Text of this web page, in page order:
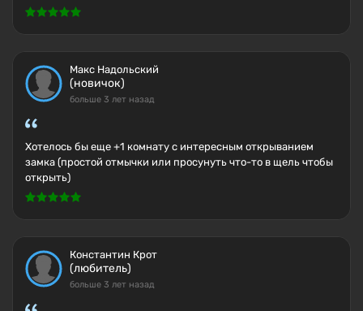
Макс Надольский
(новичок)
больше 3 лет назад
Хотелось бы еще +1 комнату с интересным открыванием
замка (простой отмычки или просунуть что-то в щель чтобы
открыть)
Константин Крот
(любитель)
больше 3 лет назад